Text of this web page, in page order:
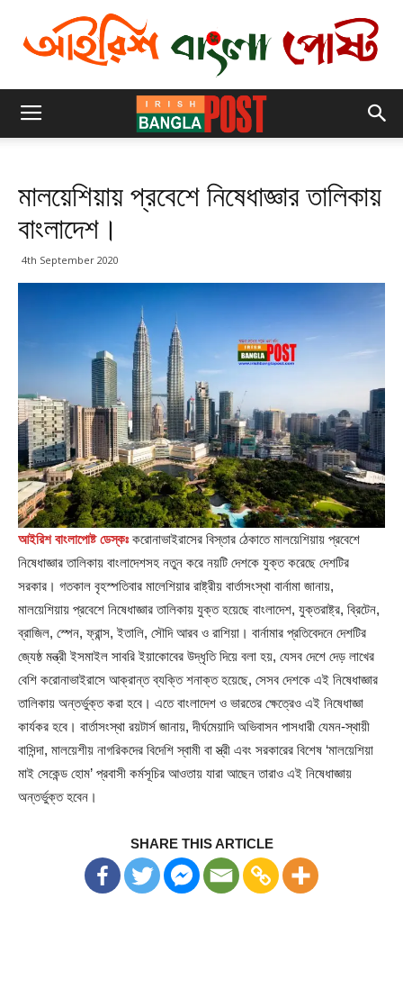
মালয়েশিয়ায় প্রবেশে নিষেধাজ্ঞার তালিকায়
বাংলাদেশ।
4th September 2020
আইরিশ বাংলাপোষ্ট ডেস্কঃ করোনাভাইরাসের বিস্তার ঠেকাতে মালয়েশিয়ায় প্রবেশে
নিষেধাজ্ঞার তালিকায় বাংলাদেশসহ নতুন করে নয়টি দেশকে যুক্ত করেছে দেশটির
সরকার। গতকাল বৃহস্পতিবার মালেশিয়ার রাষ্ট্রীয় বার্তাসংস্থা বার্নামা জানায়,
মালয়েশিয়ায় প্রবেশে নিষেধাজ্ঞার তালিকায় যুক্ত হয়েছে বাংলাদেশ, যুক্তরাষ্ট্র, ব্রিটেন,
ব্রাজিল, স্পেন, ফ্রান্স, ইতালি, সৌদি আরব ও রাশিয়া। বার্নামার প্রতিবেদনে দেশটির
জ্যেষ্ঠ মন্ত্রী ইসমাইল সাবরি ইয়াকোবের উদ্ধৃতি দিয়ে বলা হয়, যেসব দেশে দেড় লাখের
বেশি করোনাভাইরাসে আক্রান্ত ব্যক্তি শনাক্ত হয়েছে, সেসব দেশকে এই নিষেধাজ্ঞার
তালিকায় অন্তর্ভুক্ত করা হবে। এতে বাংলাদেশ ও ভারতের ক্ষেত্রেও এই নিষেধাজ্ঞা
কার্যকর হবে। বার্তাসংস্থা রয়টার্স জানায়, দীর্ঘমেয়াদি অভিবাসন পাসধারী যেমন-স্থায়ী
বাসিন্দা, মালয়েশীয় নাগরিকদের বিদেশি স্বামী বা স্ত্রী এবং সরকারের বিশেষ ‘মালয়েশিয়া
মাই সেকেন্ড হোম’ প্রবাসী কর্মসূচির আওতায় যারা আছেন তারাও এই নিষেধাজ্ঞায়
অন্তর্ভুক্ত হবেন।
SHARE THIS ARTICLE